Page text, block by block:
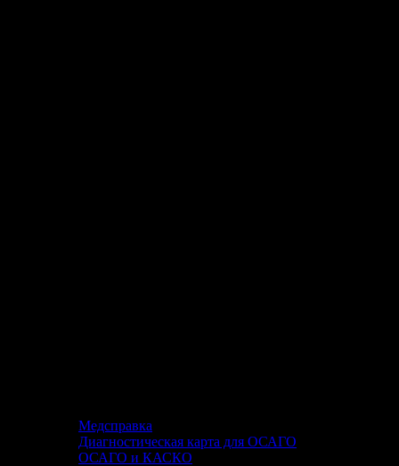
Медсправка
Диагностическая карта для ОСАГО
ОСАГО и КАСКО